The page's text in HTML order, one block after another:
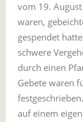
vom 19.
waren,
gespendet
schwere
durch einen
Gebete waren
auf einem